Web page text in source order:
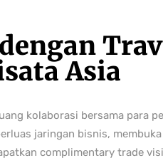
Asia
kolaborasi bersama para
jaringan bisnis,
complimentary trade